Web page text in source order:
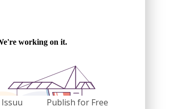
Issuu Publish for Free